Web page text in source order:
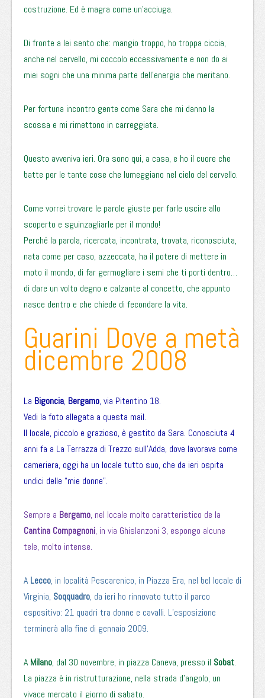
costruzione. Ed è magra come un’acciuga.
Di fronte a lei sento che: mangio troppo, ho troppa ciccia,
anche nel cervello, mi coccolo eccessivamente e non do ai
miei sogni che una minima parte dell’energia che meritano.
Per fortuna incontro gente come Sara che mi danno la
scossa e mi rimettono in carreggiata.
Questo avveniva ieri. Ora sono qui, a casa, e ho il cuore che
batte per le tante cose che lumeggiano nel cielo del cervello.
Come vorrei trovare le parole giuste per farle uscire allo
scoperto e sguinzagliarle per il mondo!
Perché la parola, ricercata, incontrata, trovata, riconosciuta,
nata come per caso, azzeccata, ha il potere di mettere in
moto il mondo, di far germogliare i semi che ti porti dentro…
di dare un volto degno e calzante al concetto, che appunto
nasce dentro e che chiede di fecondare la vita.
Guarini Dove a metà
dicembre 2008
La Bigoncia, Bergamo, via Pitentino 18.
Vedi la foto allegata a questa mail.
Il locale, piccolo e grazioso, è gestito da Sara. Conosciuta 4
anni fa a La Terrazza di Trezzo sull’Adda, dove lavorava come
cameriera, oggi ha un locale tutto suo, che da ieri ospita
undici delle “mie donne”.
Sempre a Bergamo, nel locale molto caratteristico de la
Cantina Compagnoni, in via Ghislanzoni 3, espongo alcune
tele, molto intense.
ALecco, in località Pescarenico, in Piazza Era, nel bel locale di
Virginia, Soqquadro, da ieri ho rinnovato tutto il parco
espositivo: 21 quadri tra donne e cavalli. L’esposizione
terminerà alla fine di gennaio 2009.
AMilano, dal 30 novembre, in piazza Caneva, presso il Sobat.
La piazza è in ristrutturazione, nella strada d’angolo, un
vivace mercato il giorno di sabato.